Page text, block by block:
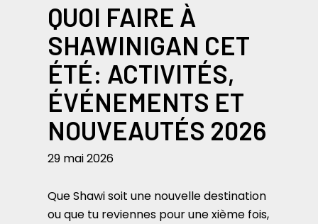
QUOI FAIRE À
SHAWINIGAN CET
ÉTÉ: ACTIVITÉS,
ÉVÉNEMENTS ET
NOUVEAUTÉS 2026
29 mai 2026
Que Shawi soit une nouvelle destination
ou que tu reviennes pour une xième fois,